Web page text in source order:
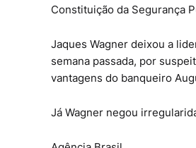
Constituição da Segurança
Jaques Wagner deixou a
semana passada, por
vantagens do banqueiro
Já Wagner negou